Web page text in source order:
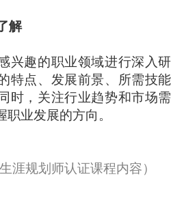
解
兴趣的职业领域进行深入研
特点、发展前景、所需技能
时，关注行业趋势和市场需
业发展的方向。
涯规划师认证课程内容）